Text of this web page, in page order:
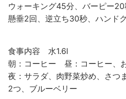
ウォーキング45分、バーピー
懸垂2回、逆立ち30秒、ハンド
食事内容 水1.6l
朝：コーヒー 昼：コーヒー、
夜：サラダ、肉野菜炒め、さつ
2つ、ブルーベリー